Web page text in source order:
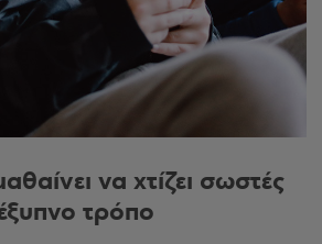
να χτίζει σωστές
τρόπο